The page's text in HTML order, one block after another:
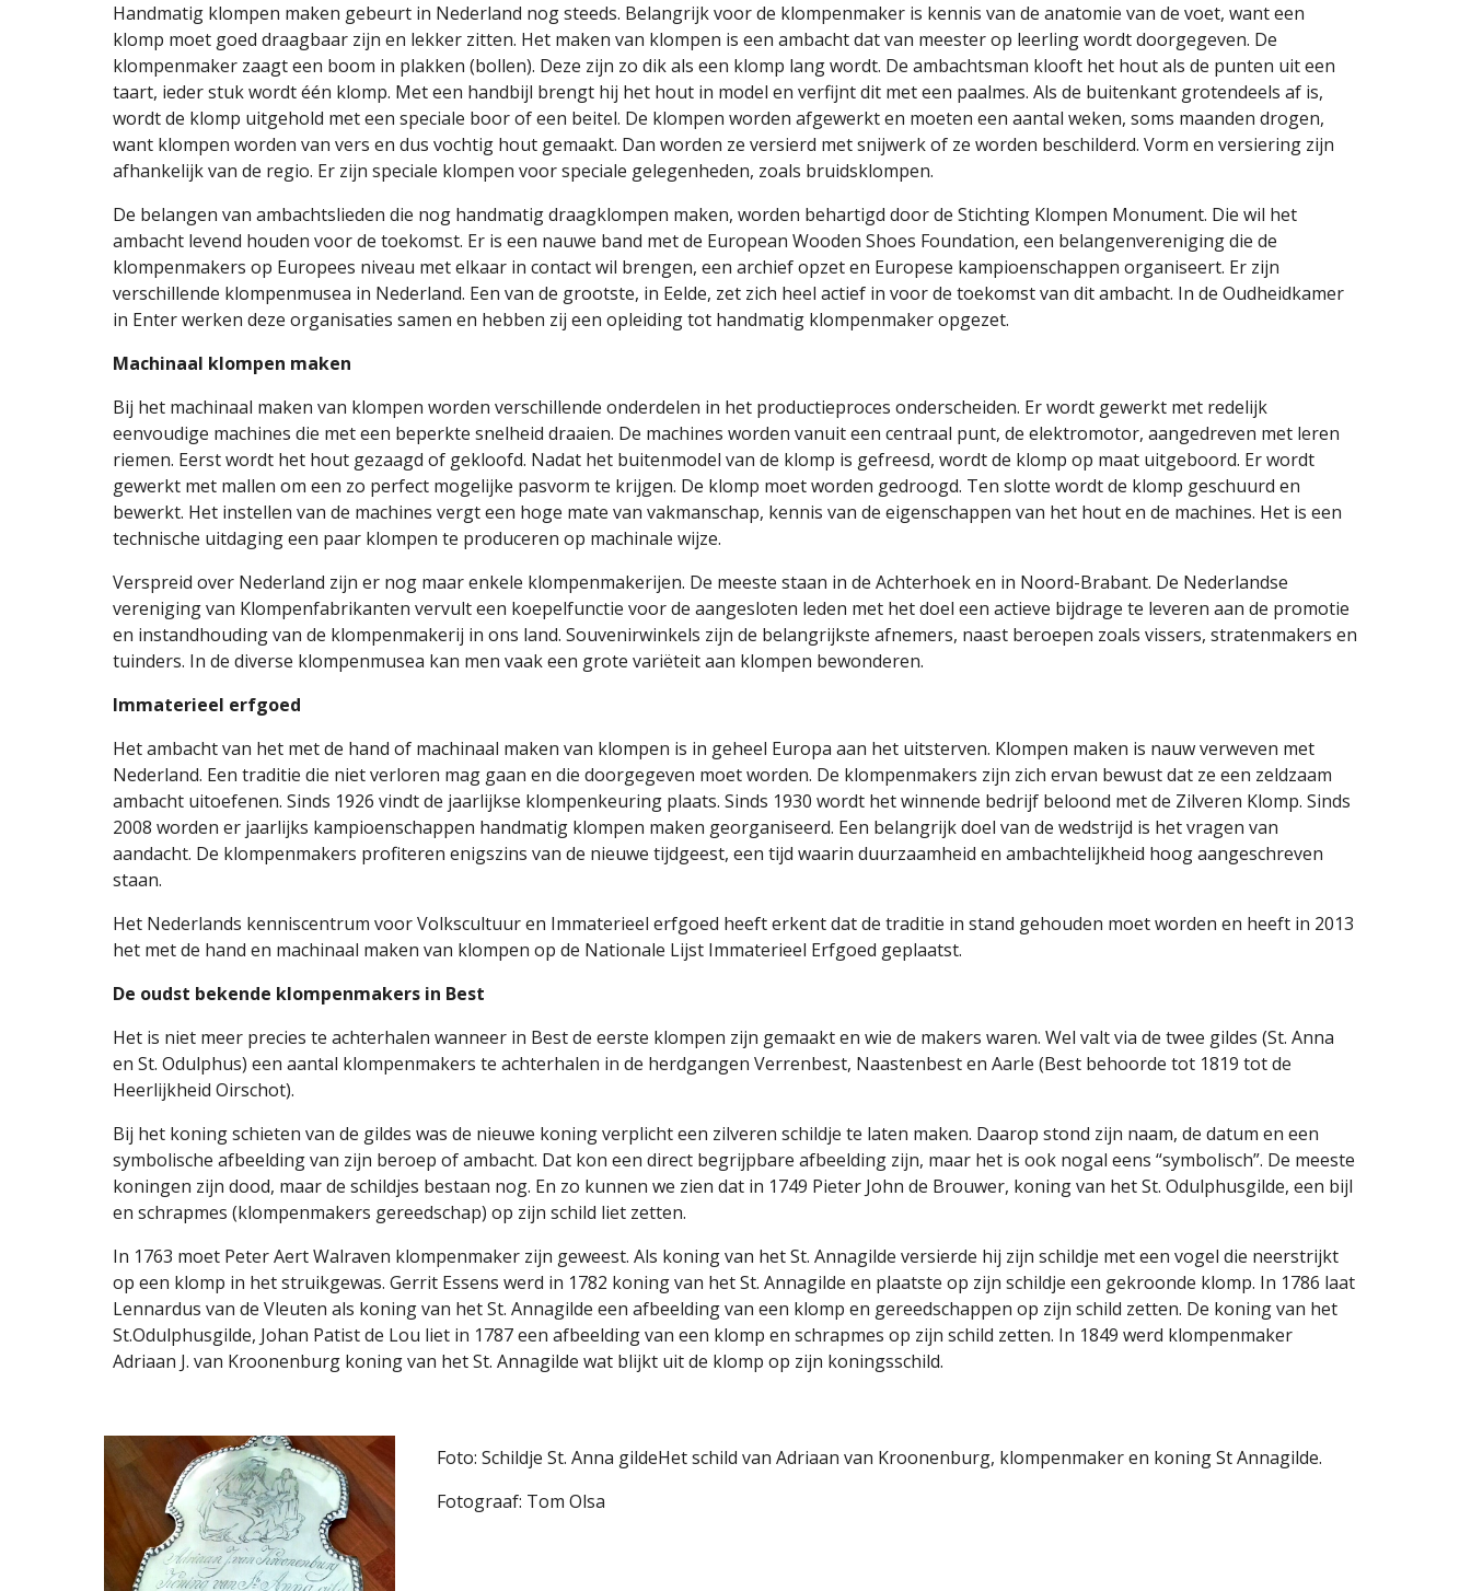
Handmatig klompen maken gebeurt in Nederland nog steeds. Belangrijk voor de klompenmaker is kennis van de anatomie van de voet, want een
klomp moet goed draagbaar zijn en lekker zitten. Het maken van klompen is een ambacht dat van meester op leerling wordt doorgegeven. De
klompenmaker zaagt een boom in plakken (bollen). Deze zijn zo dik als een klomp lang wordt. De ambachtsman klooft het hout als de punten uit een
taart, ieder stuk wordt één klomp. Met een handbijl brengt hij het hout in model en verfijnt dit met een paalmes. Als de buitenkant grotendeels af is,
wordt de klomp uitgehold met een speciale boor of een beitel. De klompen worden afgewerkt en moeten een aantal weken, soms maanden drogen,
want klompen worden van vers en dus vochtig hout gemaakt. Dan worden ze versierd met snijwerk of ze worden beschilderd. Vorm en versiering zijn
afhankelijk van de regio. Er zijn speciale klompen voor speciale gelegenheden, zoals bruidsklompen.
De belangen van ambachtslieden die nog handmatig draagklompen maken, worden behartigd door de Stichting Klompen Monument. Die wil het
ambacht levend houden voor de toekomst. Er is een nauwe band met de European Wooden Shoes Foundation, een belangenvereniging die de
klompenmakers op Europees niveau met elkaar in contact wil brengen, een archief opzet en Europese kampioenschappen organiseert. Er zijn
verschillende klompenmusea in Nederland. Een van de grootste, in Eelde, zet zich heel actief in voor de toekomst van dit ambacht. In de Oudheidkamer
in Enter werken deze organisaties samen en hebben zij een opleiding tot handmatig klompenmaker opgezet.
Machinaal klompen maken
Bij het machinaal maken van klompen worden verschillende onderdelen in het productieproces onderscheiden. Er wordt gewerkt met redelijk
eenvoudige machines die met een beperkte snelheid draaien. De machines worden vanuit een centraal punt, de elektromotor, aangedreven met leren
riemen. Eerst wordt het hout gezaagd of gekloofd. Nadat het buitenmodel van de klomp is gefreesd, wordt de klomp op maat uitgeboord. Er wordt
gewerkt met mallen om een zo perfect mogelijke pasvorm te krijgen. De klomp moet worden gedroogd. Ten slotte wordt de klomp geschuurd en
bewerkt. Het instellen van de machines vergt een hoge mate van vakmanschap, kennis van de eigenschappen van het hout en de machines. Het is een
technische uitdaging een paar klompen te produceren op machinale wijze.
Verspreid over Nederland zijn er nog maar enkele klompenmakerijen. De meeste staan in de Achterhoek en in Noord-Brabant. De Nederlandse
vereniging van Klompenfabrikanten vervult een koepelfunctie voor de aangesloten leden met het doel een actieve bijdrage te leveren aan de promotie
en instandhouding van de klompenmakerij in ons land. Souvenirwinkels zijn de belangrijkste afnemers, naast beroepen zoals vissers, stratenmakers en
tuinders. In de diverse klompenmusea kan men vaak een grote variëteit aan klompen bewonderen.
Immaterieel erfgoed
Het ambacht van het met de hand of machinaal maken van klompen is in geheel Europa aan het uitsterven. Klompen maken is nauw verweven met
Nederland. Een traditie die niet verloren mag gaan en die doorgegeven moet worden. De klompenmakers zijn zich ervan bewust dat ze een zeldzaam
ambacht uitoefenen. Sinds 1926 vindt de jaarlijkse klompenkeuring plaats. Sinds 1930 wordt het winnende bedrijf beloond met de Zilveren Klomp. Sinds
2008 worden er jaarlijks kampioenschappen handmatig klompen maken georganiseerd. Een belangrijk doel van de wedstrijd is het vragen van
aandacht. De klompenmakers profiteren enigszins van de nieuwe tijdgeest, een tijd waarin duurzaamheid en ambachtelijkheid hoog aangeschreven
staan.
Het Nederlands kenniscentrum voor Volkscultuur en Immaterieel erfgoed heeft erkent dat de traditie in stand gehouden moet worden en heeft in 2013
het met de hand en machinaal maken van klompen op de Nationale Lijst Immaterieel Erfgoed geplaatst.
De oudst bekende klompenmakers in Best
Het is niet meer precies te achterhalen wanneer in Best de eerste klompen zijn gemaakt en wie de makers waren. Wel valt via de twee gildes (St. Anna
en St. Odulphus) een aantal klompenmakers te achterhalen in de herdgangen Verrenbest, Naastenbest en Aarle (Best behoorde tot 1819 tot de
Heerlijkheid Oirschot).
Bij het koning schieten van de gildes was de nieuwe koning verplicht een zilveren schildje te laten maken. Daarop stond zijn naam, de datum en een
symbolische afbeelding van zijn beroep of ambacht. Dat kon een direct begrijpbare afbeelding zijn, maar het is ook nogal eens “symbolisch”. De meeste
koningen zijn dood, maar de schildjes bestaan nog. En zo kunnen we zien dat in 1749 Pieter John de Brouwer, koning van het St. Odulphusgilde, een bijl
en schrapmes (klompenmakers gereedschap) op zijn schild liet zetten.
In 1763 moet Peter Aert Walraven klompenmaker zijn geweest. Als koning van het St. Annagilde versierde hij zijn schildje met een vogel die neerstrijkt
op een klomp in het struikgewas. Gerrit Essens werd in 1782 koning van het St. Annagilde en plaatste op zijn schildje een gekroonde klomp. In 1786 laat
Lennardus van de Vleuten als koning van het St. Annagilde een afbeelding van een klomp en gereedschappen op zijn schild zetten. De koning van het
St.Odulphusgilde, Johan Patist de Lou liet in 1787 een afbeelding van een klomp en schrapmes op zijn schild zetten. In 1849 werd klompenmaker
Adriaan J. van Kroonenburg koning van het St. Annagilde wat blijkt uit de klomp op zijn koningsschild.
Foto: Schildje St. Anna gildeHet schild van Adriaan van Kroonenburg, klompenmaker en koning St Annagilde.
Fotograaf: Tom Olsa